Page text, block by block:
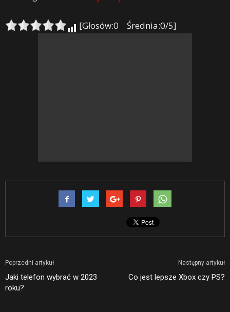
[Głosów:0 Średnia:0/5]
Poprzedni artykuł
Jaki telefon wybrać w 2023
roku?
Następny artykuł
Co jest lepsze Xbox czy PS?